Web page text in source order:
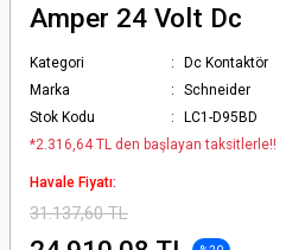
Amper 24 Volt Dc
Kategori
Dc Kontaktör
Marka
Schneider
Stok Kodu
LC1-D95BD
*2.316,64 TL den başlayan taksitlerle!!
Havale Fiyatı:
31.137,60 TL